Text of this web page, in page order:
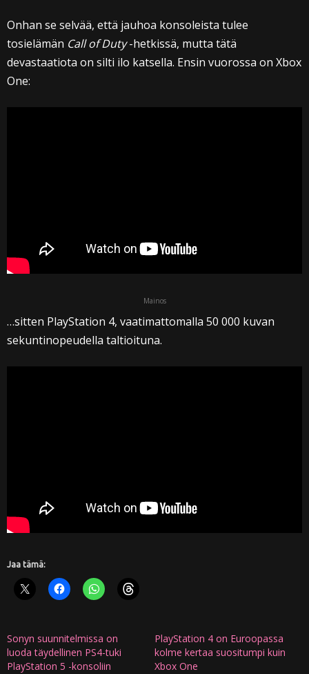
Onhan se selvää, että jauhoa konsoleista tulee
tosielämän Call of Duty-hetkissä, mutta tätä
devastaatiota on silti ilo katsella. Ensin vuorossa on Xbox
One:
Mainos
…sitten PlayStation 4, vaatimattomalla 50 000 kuvan
sekuntinopeudella taltioituna.
Jaa tämä:
Sonyn suunnitelmissa on
luoda täydellinen PS4-tuki
PlayStation 5 -konsoliin
PlayStation 4 on Euroopassa
kolme kertaa suositumpi kuin
Xbox One